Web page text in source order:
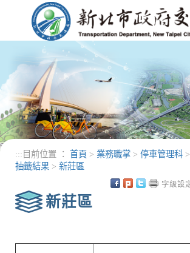
進入內容區塊
::: 目前位置 ： 首頁 > 業務職掌 > 停車管理科 >
抽籤結果 > 新莊區
新莊區
字級設